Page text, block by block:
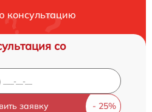
консультацию
со
заявку